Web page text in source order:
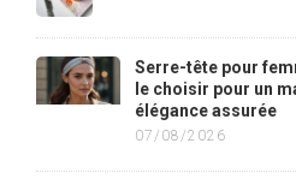
Serre-tête pour
le choisir pour un
élégance assurée
07/08/2026